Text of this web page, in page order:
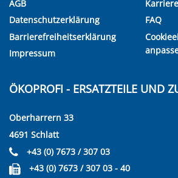
AGB
Datenschutzerklärung
Barrierefreiheitserklärung
Impressum
FAQ
ÖKOPROFI - ERSATZTEILE UND
Oberharrern 33
4691 Schlatt
+43 (0) 7673 / 307 03
+43 (0) 7673 / 307 03 - 40